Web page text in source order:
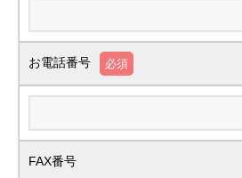
お電話番号 必須
FAX番号